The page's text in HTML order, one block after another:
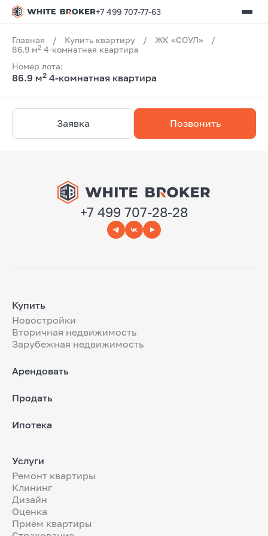
+7 499 707-77-63
Главная / Купить квартиру / ЖК «СОУЛ»
/
86.9 м2 4-комнатная квартира
Номер лота:
86.9 м2 4-комнатная квартира
Заявка Позвонить
+7 499 707-28-28
Купить
Новостройки
Вторичная недвижимость
Зарубежная недвижимость
Арендовать
Продать
Ипотека
Услуги
Ремонт квартиры
Клининг
Дизайн
Оценка
Прием квартиры